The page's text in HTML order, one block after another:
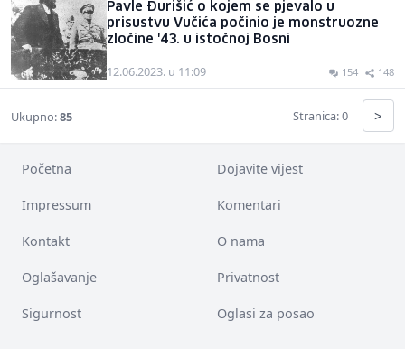
Pavle Đurišić o kojem se pjevalo u
prisustvu Vučića počinio je monstruozne
zločine '43. u istočnoj Bosni
12.06.2023. u 11:09 154 148
Ukupno:85 Stranica: 0 >
Početna Dojavite vijest
Impressum Komentari
Kontakt O nama
Oglašavanje Privatnost
Sigurnost Oglasi za posao